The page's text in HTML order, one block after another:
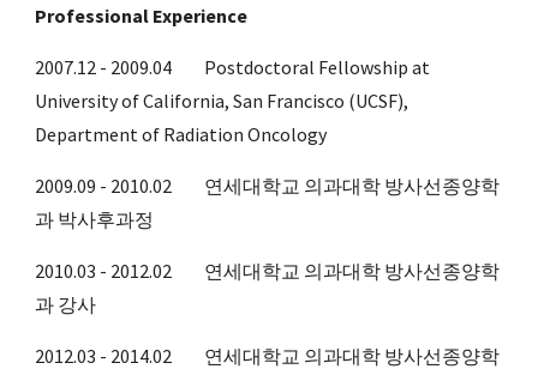
Professional Experience
2007.12 - 2009.04         Postdoctoral Fellowship at
University of California, San Francisco (UCSF),
Department of Radiation Oncology
2009.09 - 2010.02         연세대학교 의과대학 방사선종양학
과 박사후과정
2010.03 - 2012.02         연세대학교 의과대학 방사선종양학
과 강사
2012.03 - 2014.02         연세대학교 의과대학 방사선종양학